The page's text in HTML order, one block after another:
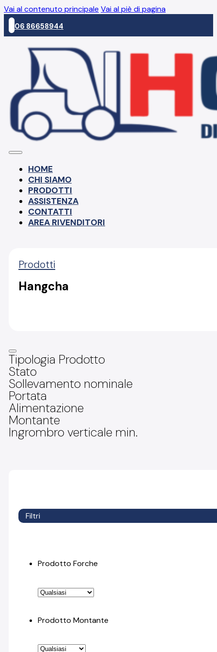
Vai al contenuto principale Vai al piè di pagina
06 86658944
HOME
CHI SIAMO
PRODOTTI
ASSISTENZA
CONTATTI
AREA RIVENDITORI
Prodotti
Hangcha
Tipologia Prodotto
Stato
Sollevamento nominale
Portata
Alimentazione
Montante
Ingrombro verticale min.
Filtri
Prodotto Forche
Prodotto Montante